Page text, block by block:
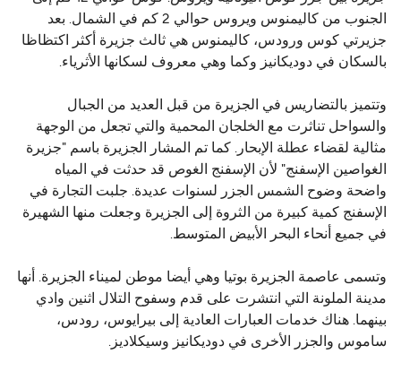
الجنوب من كاليمنوس ويروس حوالي 2 كم في الشمال. بعد
جزيرتي كوس ورودس، كاليمنوس هي ثالث جزيرة أكثر اكتظاظا
بالسكان في دوديكانيز وكما وهي معروف لسكانها الأثرياء.
وتتميز بالتضاريس في الجزيرة من قبل العديد من الجبال
والسواحل تناثرت مع الخلجان المحمية والتي تجعل من الوجهة
مثالية لقضاء عطلة الإبحار. كما تم المشار الجزيرة باسم "جزيرة
الغواصين الإسفنج" لأن الإسفنج الغوص قد حدثت في المياه
واضحة وضوح الشمس الجزر لسنوات عديدة. جلبت التجارة في
الإسفنج كمية كبيرة من الثروة إلى الجزيرة وجعلت منها الشهيرة
في جميع أنحاء البحر الأبيض المتوسط.
وتسمى عاصمة الجزيرة بوتيا وهي أيضا موطن لميناء الجزيرة. أنها
مدينة الملونة التي انتشرت على قدم وسفوح التلال اثنين وادي
بينهما. هناك خدمات العبارات العادية إلى بيرايوس، رودس،
ساموس والجزر الأخرى في دوديكانيز وسيكلاديز.